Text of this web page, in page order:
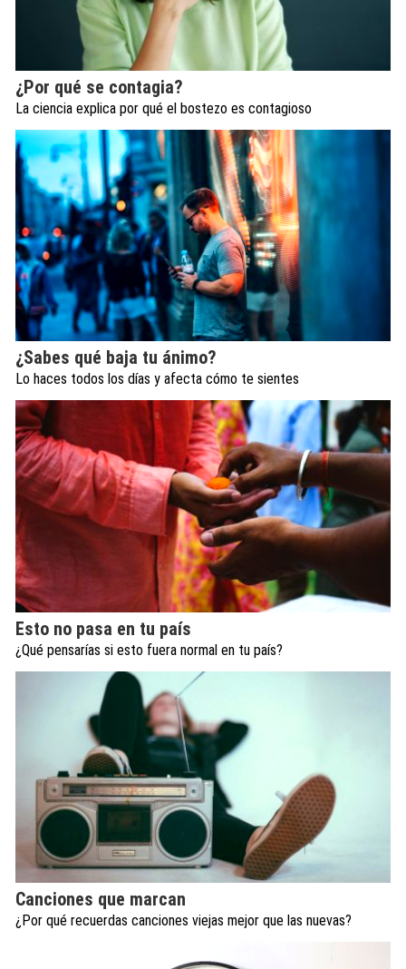
¿Por qué se contagia?
La ciencia explica por qué el bostezo es contagioso
¿Sabes qué baja tu ánimo?
Lo haces todos los días y afecta cómo te sientes
Esto no pasa en tu país
¿Qué pensarías si esto fuera normal en tu país?
Canciones que marcan
¿Por qué recuerdas canciones viejas mejor que las nuevas?